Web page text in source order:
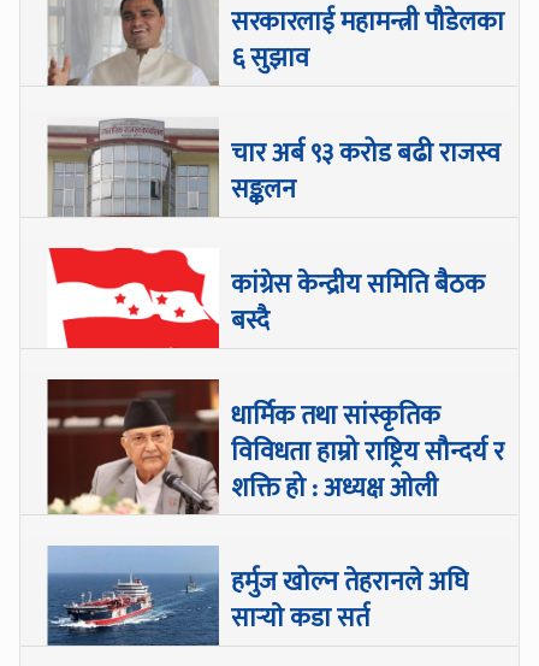
सरकारलाई महामन्त्री पौडेलका
६ सुझाव
चार अर्ब ९३ करोड बढी राजस्व
सङ्कलन
कांग्रेस केन्द्रीय समिति बैठक
बस्दै
धार्मिक तथा सांस्कृतिक
विविधता हाम्रो राष्ट्रिय सौन्दर्य र
शक्ति हो : अध्यक्ष ओली
हर्मुज खोल्न तेहरानले अघि
सार्‍याे कडा सर्त